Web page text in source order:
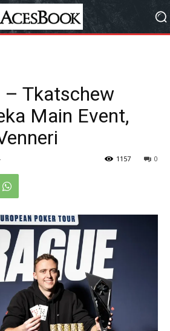
– Tkatschew
Main Event,
0
1157